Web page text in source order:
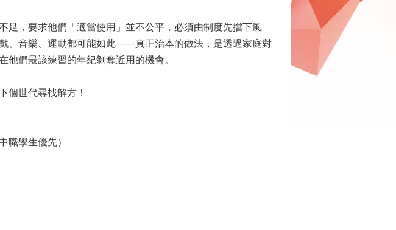
足，要求他們「適當使用」並不公平，必須由制度先擋下風
、音樂、運動都可能如此——真正治本的做法，是透過家庭對
們最該練習的年紀剝奪近用的機會。
個世代尋找解方！
職學生優先）